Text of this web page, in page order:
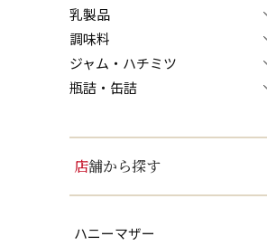
乳製品
調味料
ジャム・ハチミツ
瓶詰・缶詰
店舗から探す
ハニーマザー